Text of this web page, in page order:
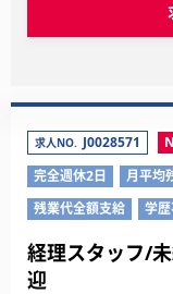
求人NO. J0028571
完全週休2日
月平均
残業代全額支給
学
経理スタッフ/
迎